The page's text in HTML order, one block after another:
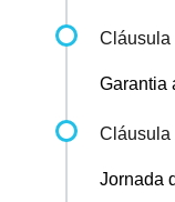
Cláusula
Garantia
Cláusula
Jornada